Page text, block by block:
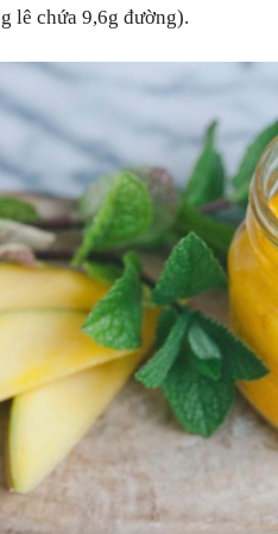
lê chứa 9,6g đường).